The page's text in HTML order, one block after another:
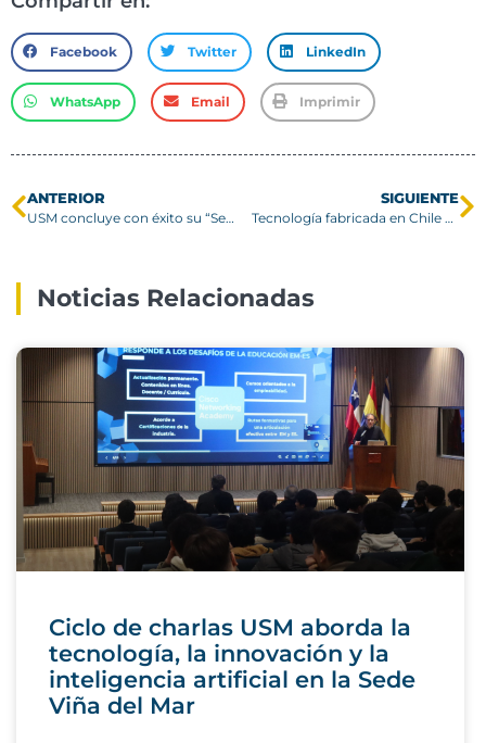
Facebook Twitter LinkedIn
WhatsApp Email Imprimir
ANTERIOR
USM concluye con éxito su “Semana de la Mujer y Disidencias”
SIGUIENTE
Tecnología fabricada en Chile permitirá estudiar el 6G en el mundo
Noticias Relacionadas
Ciclo de charlas USM aborda la
tecnología, la innovación y la
inteligencia artificial en la Sede
Viña del Mar